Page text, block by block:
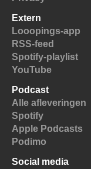
Extern
Looopings-app
RSS-feed
Spotify-playlist
YouTube
Podcast
Alle afleveringen
Spotify
Apple Podcasts
Podimo
Social media